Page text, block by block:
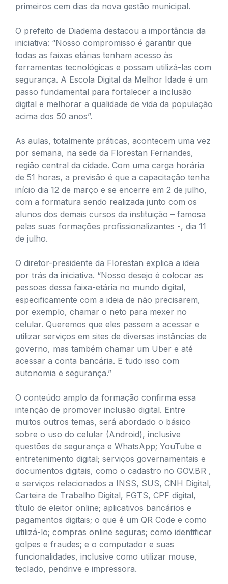
primeiros cem dias da nova gestão municipal.
O prefeito de Diadema destacou a importância da
iniciativa: “Nosso compromisso é garantir que
todas as faixas etárias tenham acesso às
ferramentas tecnológicas e possam utilizá-las com
segurança. A Escola Digital da Melhor Idade é um
passo fundamental para fortalecer a inclusão
digital e melhorar a qualidade de vida da população
acima dos 50 anos”.
As aulas, totalmente práticas, acontecem uma vez
por semana, na sede da Florestan Fernandes,
região central da cidade. Com uma carga horária
de 51 horas, a previsão é que a capacitação tenha
início dia 12 de março e se encerre em 2 de julho,
com a formatura sendo realizada junto com os
alunos dos demais cursos da instituição – famosa
pelas suas formações profissionalizantes -, dia 11
de julho.
O diretor-presidente da Florestan explica a ideia
por trás da iniciativa. “Nosso desejo é colocar as
pessoas dessa faixa-etária no mundo digital,
especificamente com a ideia de não precisarem,
por exemplo, chamar o neto para mexer no
celular. Queremos que eles passem a acessar e
utilizar serviços em sites de diversas instâncias de
governo, mas também chamar um Uber e até
acessar a conta bancária. E tudo isso com
autonomia e segurança.”
O conteúdo amplo da formação confirma essa
intenção de promover inclusão digital. Entre
muitos outros temas, será abordado o básico
sobre o uso do celular (Android), inclusive
questões de segurança e WhatsApp; YouTube e
entretenimento digital; serviços governamentais e
documentos digitais, como o cadastro no GOV.BR ,
e serviços relacionados a INSS, SUS, CNH Digital,
Carteira de Trabalho Digital, FGTS, CPF digital,
título de eleitor online; aplicativos bancários e
pagamentos digitais; o que é um QR Code e como
utilizá-lo; compras online seguras; como identificar
golpes e fraudes; e o computador e suas
funcionalidades, inclusive como utilizar mouse,
teclado, pendrive e impressora.